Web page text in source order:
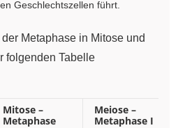
Geschlechtszellen führt.
Metaphase in Mitose und
folgenden Tabelle
Mitose –
Metaphase
Meiose –
Metaphase I